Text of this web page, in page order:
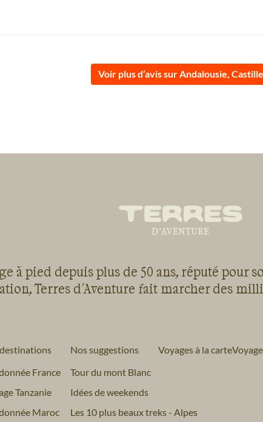
Voir plus d’avis sur Andalousie, Castille
à pied depuis plus de 50 ans, réputé pour
Terres d'Aventure fait marcher des
France
Tanzanie
Maroc
Nos suggestions
Tour du mont Blanc
Idées de weekends
Les 10 plus beaux treks - Alpes
Voyages à la carte